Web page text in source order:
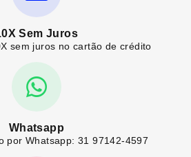
Sem Juros
sem juros no cartão de crédito
Whatsapp
por Whatsapp: 31 97142-4597